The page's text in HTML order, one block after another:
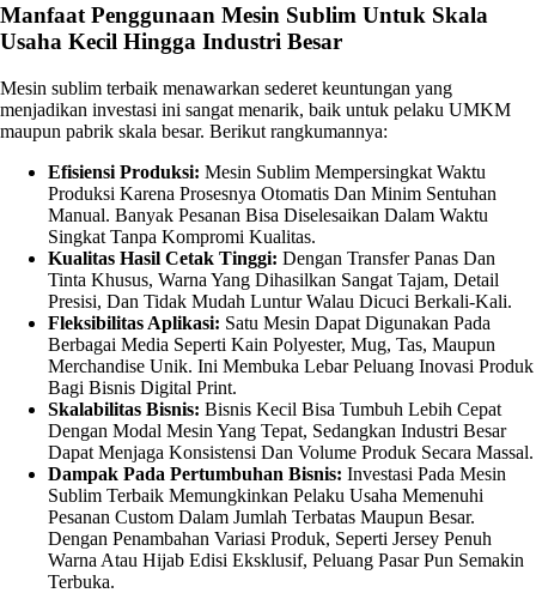
Manfaat Penggunaan Mesin Sublim Untuk Skala
Usaha Kecil Hingga Industri Besar
Mesin sublim terbaik menawarkan sederet keuntungan yang
menjadikan investasi ini sangat menarik, baik untuk pelaku UMKM
maupun pabrik skala besar. Berikut rangkumannya:
Efisiensi Produksi: Mesin Sublim Mempersingkat Waktu
Produksi Karena Prosesnya Otomatis Dan Minim Sentuhan
Manual. Banyak Pesanan Bisa Diselesaikan Dalam Waktu
Singkat Tanpa Kompromi Kualitas.
Kualitas Hasil Cetak Tinggi: Dengan Transfer Panas Dan
Tinta Khusus, Warna Yang Dihasilkan Sangat Tajam, Detail
Presisi, Dan Tidak Mudah Luntur Walau Dicuci Berkali-Kali.
Fleksibilitas Aplikasi: Satu Mesin Dapat Digunakan Pada
Berbagai Media Seperti Kain Polyester, Mug, Tas, Maupun
Merchandise Unik. Ini Membuka Lebar Peluang Inovasi Produk
Bagi Bisnis Digital Print.
Skalabilitas Bisnis: Bisnis Kecil Bisa Tumbuh Lebih Cepat
Dengan Modal Mesin Yang Tepat, Sedangkan Industri Besar
Dapat Menjaga Konsistensi Dan Volume Produk Secara Massal.
Dampak Pada Pertumbuhan Bisnis: Investasi Pada Mesin
Sublim Terbaik Memungkinkan Pelaku Usaha Memenuhi
Pesanan Custom Dalam Jumlah Terbatas Maupun Besar.
Dengan Penambahan Variasi Produk, Seperti Jersey Penuh
Warna Atau Hijab Edisi Eksklusif, Peluang Pasar Pun Semakin
Terbuka.